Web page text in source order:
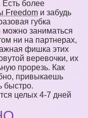
Есть более
Freedom и забудь
губка
можно заниматься
ни на партнерах,
фишка этих
веревочки, их
прорезь. Как
привыкаешь
быстро.
целых 4-7 дней